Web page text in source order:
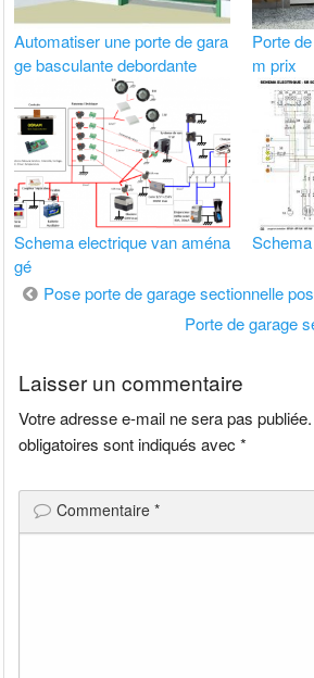
Automatiser une porte de gara
ge basculante debordante
Porte
m prix
Schema electrique van aména
gé
Navigation
Pose porte de garage sectionnelle
Porte de garage
Laisser un commentaire
Votre adresse e-mail ne sera pas publiée.
obligatoires sont indiqués avec*
Commentaire*